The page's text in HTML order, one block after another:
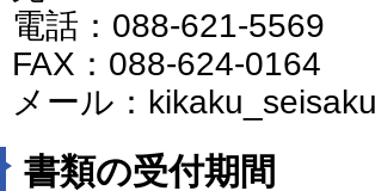
電話：088-621-5569
FAX：088-624-0164
メール：
書類の受付期間